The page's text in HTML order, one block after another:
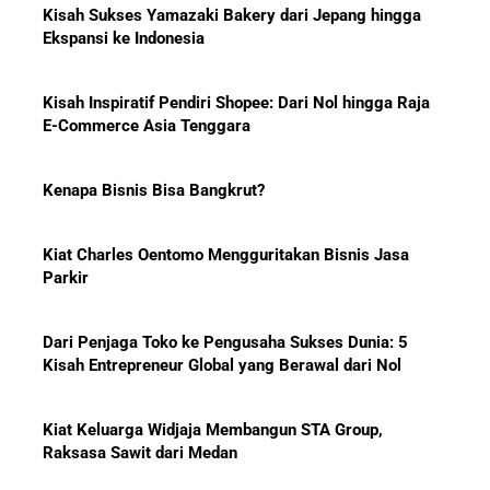
Pemain?
Nasional dan Menekan Impor
Messi: Awal Sulit Bukan
Penghalang Menuju Kesuksesan
Ekspansi ke Indonesia
E-Commerce Asia Tenggara
Parkir
Kisah Entrepreneur Global yang Berawal dari Nol
Raksasa Sawit dari Medan